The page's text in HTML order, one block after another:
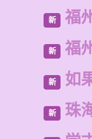
新 福
新 福
新 如
新 珠